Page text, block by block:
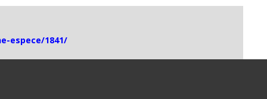
espece/1841/